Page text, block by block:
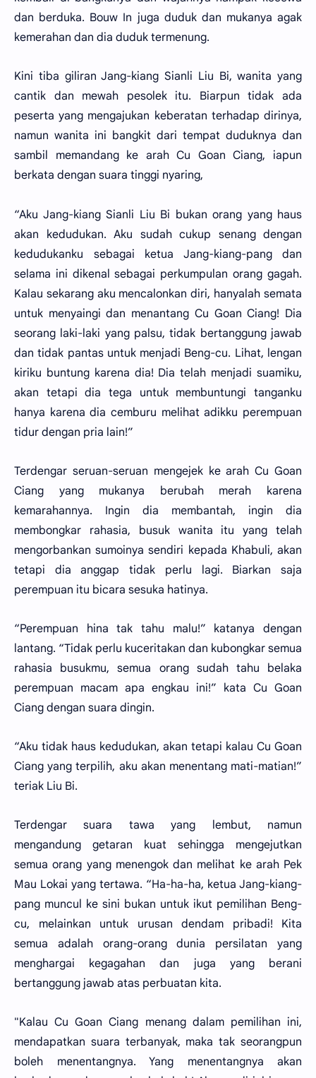
dan berduka. Bouw In juga duduk dan mukanya agak
kemerahan dan dia duduk termenung.
Kini tiba giliran Jang-kiang Sianli Liu Bi, wanita yang
cantik dan mewah pesolek itu. Biarpun tidak ada
peserta yang mengajukan keberatan terhadap dirinya,
namun wanita ini bangkit dari tempat duduknya dan
sambil memandang ke arah Cu Goan Ciang, iapun
berkata dengan suara tinggi nyaring,
“Aku Jang-kiang Sianli Liu Bi bukan orang yang haus
akan kedudukan. Aku sudah cukup senang dengan
kedudukanku sebagai ketua Jang-kiang-pang dan
selama ini dikenal sebagai perkumpulan orang gagah.
Kalau sekarang aku mencalonkan diri, hanyalah semata
untuk menyaingi dan menantang Cu Goan Ciang! Dia
seorang laki-laki yang palsu, tidak bertanggung jawab
dan tidak pantas untuk menjadi Beng-cu. Lihat, lengan
kiriku buntung karena dia! Dia telah menjadi suamiku,
akan tetapi dia tega untuk membuntungi tanganku
hanya karena dia cemburu melihat adikku perempuan
tidur dengan pria lain!”
Terdengar seruan-seruan mengejek ke arah Cu Goan
Ciang yang mukanya berubah merah karena
kemarahannya. Ingin dia membantah, ingin dia
membongkar rahasia, busuk wanita itu yang telah
mengorbankan sumoinya sendiri kepada Khabuli, akan
tetapi dia anggap tidak perlu lagi. Biarkan saja
perempuan itu bicara sesuka hatinya.
“Perempuan hina tak tahu malu!” katanya dengan
lantang. “Tidak perlu kuceritakan dan kubongkar semua
rahasia busukmu, semua orang sudah tahu belaka
perempuan macam apa engkau ini!” kata Cu Goan
Ciang dengan suara dingin.
“Aku tidak haus kedudukan, akan tetapi kalau Cu Goan
Ciang yang terpilih, aku akan menentang mati-matian!”
teriak Liu Bi.
Terdengar suara tawa yang lembut, namun
mengandung getaran kuat sehingga mengejutkan
semua orang yang menengok dan melihat ke arah Pek
Mau Lokai yang tertawa. “Ha-ha-ha, ketua Jang-kiang-
pang muncul ke sini bukan untuk ikut pemilihan Beng-
cu, melainkan untuk urusan dendam pribadi! Kita
semua adalah orang-orang dunia persilatan yang
menghargai kegagahan dan juga yang berani
bertanggung jawab atas perbuatan kita.
"Kalau Cu Goan Ciang menang dalam pemilihan ini,
mendapatkan suara terbanyak, maka tak seorangpun
boleh menentangnya. Yang menentangnya akan